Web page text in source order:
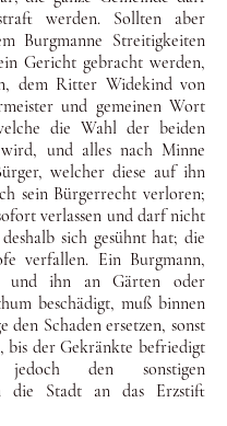
werden. Sollten aber
Burgmanne Streitigkeiten
Gericht gebracht werden,
dem Ritter Widekind von
und gemeinen Wort
die Wahl der beiden
wird, und alles nach Minne
welcher diese auf ihn
sein Bürgerrecht verloren;
verlassen und darf nicht
sich gesühnt hat; die
verfallen. Ein Burgmann,
und ihn an Gärten oder
beschädigt, muß binnen
Schaden ersetzen, sonst
bis der Gekränkte befriedigt
den sonstigen
die Stadt an das Erzstift